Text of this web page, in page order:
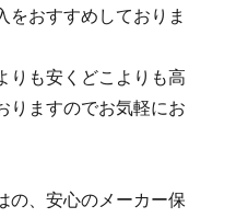
をおすすめしておりま
りも安くどこよりも高
りますのでお気軽にお
の、安心のメーカー保